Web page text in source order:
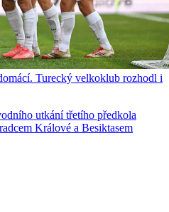
Turecký velkoklub rozhodl i
utkání třetího předkola
Králové a Besiktasem